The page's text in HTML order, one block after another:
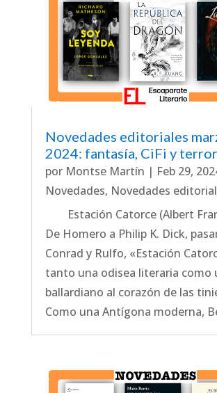
Novedades editoriales
2024: fantasía, CiFi y terror
por Montse Martín | Feb 29,
Novedades, Novedades
Estación Catorce (Albert
De Homero a Philip K. Dick,
Conrad y Rulfo, «Estación
tanto una odisea literaria como
ballardiano al corazón de las
Como una Antígona moderna,